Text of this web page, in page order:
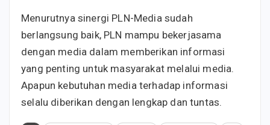
Menurutnya sinergi PLN-Media sudah
berlangsung baik, PLN mampu bekerjasama
dengan media dalam memberikan informasi
yang penting untuk masyarakat melalui media.
Apapun kebutuhan media terhadap informasi
selalu diberikan dengan lengkap dan tuntas.